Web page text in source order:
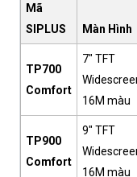
Mã
SIPLUS
Màn Hình
TP700
Comfort
7" TFT
16M màu
TP900
Comfort
9" TFT
16M màu